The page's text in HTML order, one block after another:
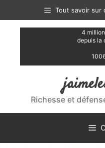
contenu
Tout savoir sur
4
depuis la
Richesse et